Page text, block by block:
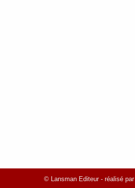
© Lansman Editeur - réalisé par